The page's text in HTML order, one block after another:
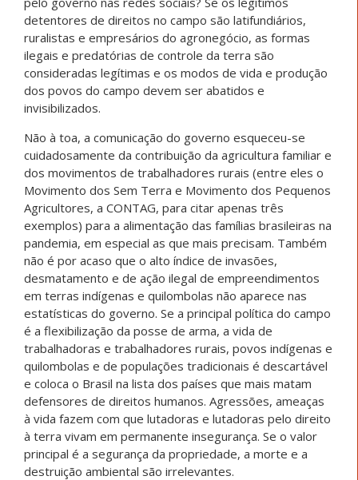
detentores de direitos no campo são latifundiários,
ruralistas e empresários do agronegócio, as formas
ilegais e predatórias de controle da terra são
consideradas legítimas e os modos de vida e produção
dos povos do campo devem ser abatidos e
invisibilizados.
Não à toa, a comunicação do governo esqueceu-se
cuidadosamente da contribuição da agricultura familiar e
dos movimentos de trabalhadores rurais (entre eles o
Movimento dos Sem Terra e Movimento dos Pequenos
Agricultores, a CONTAG, para citar apenas três
exemplos) para a alimentação das famílias brasileiras na
pandemia, em especial as que mais precisam. Também
não é por acaso que o alto índice de invasões,
desmatamento e de ação ilegal de empreendimentos
em terras indígenas e quilombolas não aparece nas
estatísticas do governo. Se a principal política do campo
é a flexibilização da posse de arma, a vida de
trabalhadoras e trabalhadores rurais, povos indígenas e
quilombolas e de populações tradicionais é descartável
e coloca o Brasil na lista dos países que mais matam
defensores de direitos humanos. Agressões, ameaças
à vida fazem com que lutadoras e lutadoras pelo direito
à terra vivam em permanente insegurança. Se o valor
principal é a segurança da propriedade, a morte e a
destruição ambiental são irrelevantes.